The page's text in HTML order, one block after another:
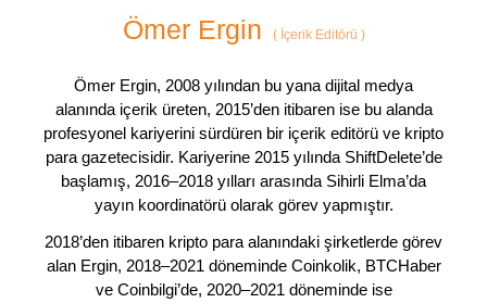
Ömer Ergin (İçerik Editörü )
Ömer Ergin, 2008 yılından bu yana dijital medya
alanında içerik üreten, 2015’den itibaren ise bu alanda
profesyonel kariyerini sürdüren bir içerik editörü ve kripto
para gazetecisidir. Kariyerine 2015 yılında ShiftDelete’de
başlamış, 2016–2018 yılları arasında Sihirli Elma’da
yayın koordinatörü olarak görev yapmıştır.
2018’den itibaren kripto para alanındaki şirketlerde görev
alan Ergin, 2018–2021 döneminde Coinkolik, BTCHaber
ve Coinbilgi’de, 2020–2021 döneminde ise